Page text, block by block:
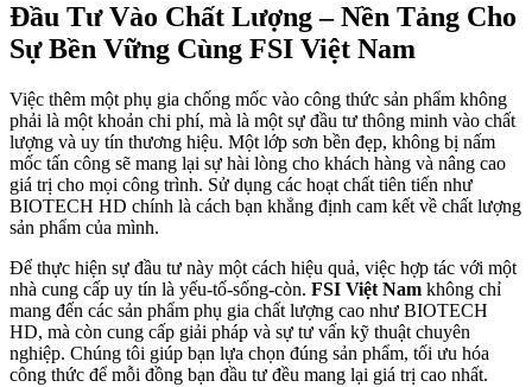
Đầu Tư Vào Chất Lượng – Nền Tảng Cho
Sự Bền Vững Cùng FSI Việt Nam
Việc thêm một phụ gia chống mốc vào công thức sản phẩm không
phải là một khoản chi phí, mà là một sự đầu tư thông minh vào chất
lượng và uy tín thương hiệu. Một lớp sơn bền đẹp, không bị nấm
mốc tấn công sẽ mang lại sự hài lòng cho khách hàng và nâng cao
giá trị cho mọi công trình. Sử dụng các hoạt chất tiên tiến như
BIOTECH HD chính là cách bạn khẳng định cam kết về chất lượng
sản phẩm của mình.
Để thực hiện sự đầu tư này một cách hiệu quả, việc hợp tác với một
nhà cung cấp uy tín là yếu-tố-sống-còn. FSI Việt Nam không chỉ
mang đến các sản phẩm phụ gia chất lượng cao như BIOTECH
HD, mà còn cung cấp giải pháp và sự tư vấn kỹ thuật chuyên
nghiệp. Chúng tôi giúp bạn lựa chọn đúng sản phẩm, tối ưu hóa
công thức để mỗi đồng bạn đầu tư đều mang lại giá trị cao nhất.